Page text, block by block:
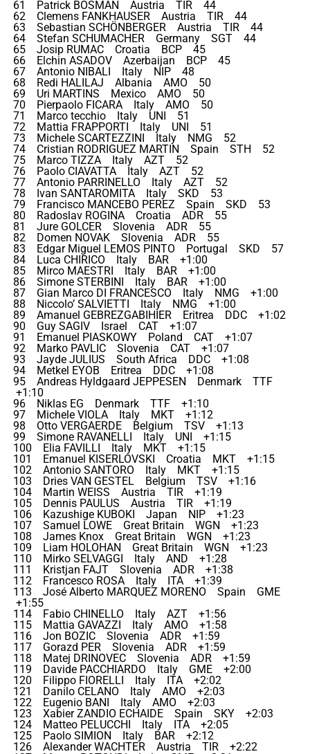
61 Patrick BOSMAN Austria TIR 44
62 Clemens FANKHAUSER Austria TIR 44
63 Sebastian SCHÖNBERGER Austria TIR 44
64 Stefan SCHUMACHER Germany SGT 44
65 Josip RUMAC Croatia BCP 45
66 Elchin ASADOV Azerbaijan BCP 45
67 Antonio NIBALI Italy NIP 48
68 Redi HALILAJ Albania AMO 50
69 Uri MARTINS Mexico AMO 50
70 Pierpaolo FICARA Italy AMO 50
71 Marco tecchio Italy UNI 51
72 Mattia FRAPPORTI Italy UNI 51
73 Michele SCARTEZZINI Italy NMG 52
74 Cristian RODRIGUEZ MARTIN Spain STH 52
75 Marco TIZZA Italy AZT 52
76 Paolo CIAVATTA Italy AZT 52
77 Antonio PARRINELLO Italy AZT 52
78 Ivan SANTAROMITA Italy SKD 53
79 Francisco MANCEBO PEREZ Spain SKD 53
80 Radoslav ROGINA Croatia ADR 55
81 Jure GOLCER Slovenia ADR 55
82 Domen NOVAK Slovenia ADR 55
83 Edgar Miguel LEMOS PINTO Portugal SKD 57
84 Luca CHIRICO Italy BAR +1:00
85 Mirco MAESTRI Italy BAR +1:00
86 Simone STERBINI Italy BAR +1:00
87 Gian Marco DI FRANCESCO Italy NMG +1:00
88 Niccolo’ SALVIETTI Italy NMG +1:00
89 Amanuel GEBREZGABIHIER Eritrea DDC +1:02
90 Guy SAGIV Israel CAT +1:07
91 Emanuel PIASKOWY Poland CAT +1:07
92 Marko PAVLIC Slovenia CAT +1:07
93 Jayde JULIUS South Africa DDC +1:08
94 Metkel EYOB Eritrea DDC +1:08
95 Andreas Hyldgaard JEPPESEN Denmark TTF
+1:10
96 Niklas EG Denmark TTF +1:10
97 Michele VIOLA Italy MKT +1:12
98 Otto VERGAERDE Belgium TSV +1:13
99 Simone RAVANELLI Italy UNI +1:15
100 Elia FAVILLI Italy MKT +1:15
101 Emanuel KISERLOVSKI Croatia MKT +1:15
102 Antonio SANTORO Italy MKT +1:15
103 Dries VAN GESTEL Belgium TSV +1:16
104 Martin WEISS Austria TIR +1:19
105 Dennis PAULUS Austria TIR +1:19
106 Kazushige KUBOKI Japan NIP +1:23
107 Samuel LOWE Great Britain WGN +1:23
108 James Knox Great Britain WGN +1:23
109 Liam HOLOHAN Great Britain WGN +1:23
110 Mirko SELVAGGI Italy AND +1:28
111 Kristjan FAJT Slovenia ADR +1:38
112 Francesco ROSA Italy ITA +1:39
113 José Alberto MARQUEZ MORENO Spain GME
+1:55
114 Fabio CHINELLO Italy AZT +1:56
115 Mattia GAVAZZI Italy AMO +1:58
116 Jon BOZIC Slovenia ADR +1:59
117 Gorazd PER Slovenia ADR +1:59
118 Matej DRINOVEC Slovenia ADR +1:59
119 Davide PACCHIARDO Italy GME +2:00
120 Filippo FIORELLI Italy ITA +2:02
121 Danilo CELANO Italy AMO +2:03
122 Eugenio BANI Italy AMO +2:03
123 Xabier ZANDIO ECHAIDE Spain SKY +2:03
124 Matteo PELUCCHI Italy ITA +2:05
125 Paolo SIMION Italy BAR +2:12
126 Alexander WACHTER Austria TIR +2:22